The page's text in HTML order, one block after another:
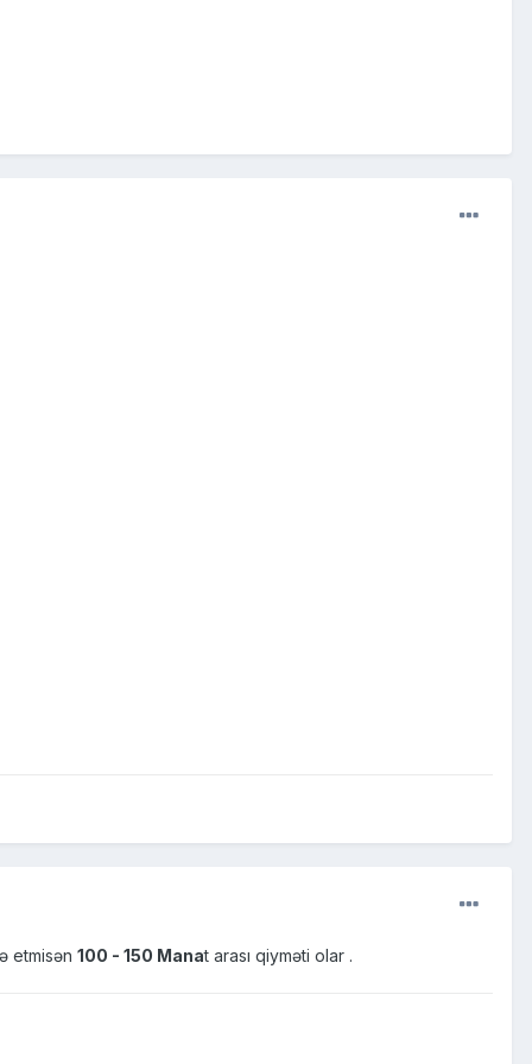
etmisən 100 - 150 Manat arası qiyməti olar .